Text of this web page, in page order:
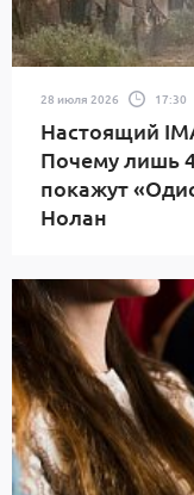
28 июля 2026 17:30
Настоящий
Почему лишь
покажут
Нолан